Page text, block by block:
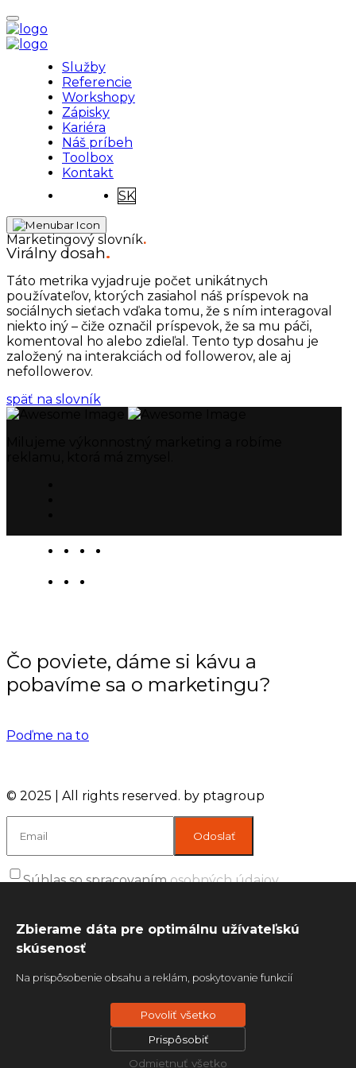
Služby
Referencie
Workshopy
Zápisky
Kariéra
Náš príbeh
Toolbox
Kontakt
SK
Marketingový slovník.
Virálny dosah.
Táto metrika vyjadruje počet unikátnych
používateľov, ktorých zasiahol náš príspevok na
sociálnych sieťach vďaka tomu, že s ním interagoval
niekto iný – čiže označil príspevok, že sa mu páči,
komentoval ho alebo zdieľal. Tento typ dosahu je
založený na interakciách od followerov, ale aj
nefollowerov.
späť na slovník
Čo poviete, dáme si kávu a
pobavíme sa o marketingu?
Poďme na to
© 2025 | All rights reserved. by ptagroup
Súhlas so spracovanímosobných údajov
Zbierame dáta pre optimálnu užívateľskú
skúsenosť
Na prispôsobenie obsahu a reklám, poskytovanie funkcií
cookie. Informácie o tom, ako používate naše webové stránky,
poskytujeme aj našim partnerom v oblasti sociálnych médií,
inzercie a analýzy. Títo partneri môžu príslušné informácie
Odmietnuť všetko
Prispôsobiť
Povoliť všetko